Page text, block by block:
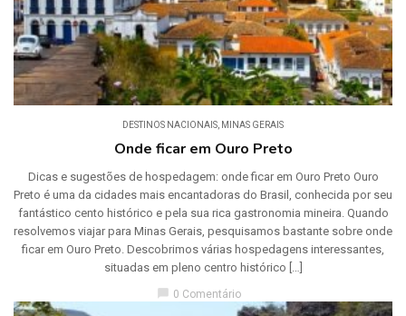
DESTINOS NACIONAIS MINAS GERAIS
Onde ficar em Ouro Preto
Dicas e sugestões de hospedagem: onde ficar em Ouro Preto Ouro
Preto é uma da cidades mais encantadoras do Brasil, conhecida por seu
fantástico cento histórico e pela sua rica gastronomia mineira. Quando
resolvemos viajar para Minas Gerais, pesquisamos bastante sobre onde
ficar em Ouro Preto. Descobrimos várias hospedagens interessantes,
situadas em pleno centro histórico […]
0 Comentário